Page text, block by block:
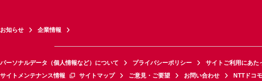
お知らせ 企業情報
パーソナルデータ（個人情報など）について プライバシーポリシー サイトご利用にあた
サイトメンテナンス情報
サイトマップ ご意見・ご要望 お問い合わせ NTTドコ